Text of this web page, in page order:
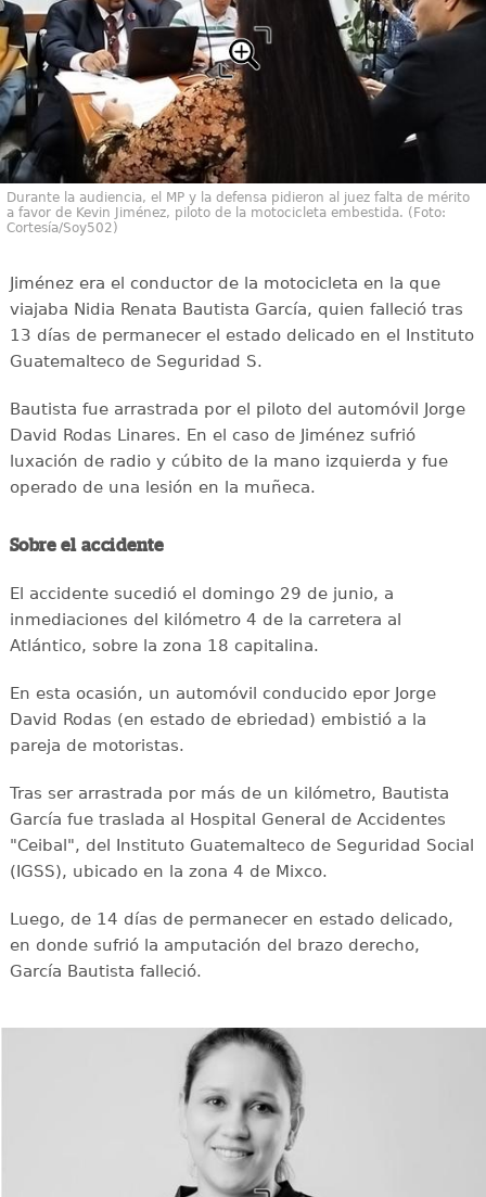
Durante la audiencia, el MP y la defensa pidieron al juez falta de mérito
a favor de Kevin Jiménez, piloto de la motocicleta embestida. (Foto:
Cortesía/Soy502)
Jiménez era el conductor de la motocicleta en la que
viajaba Nidia Renata Bautista García, quien falleció tras
13 días de permanecer el estado delicado en el Instituto
Guatemalteco de Seguridad S.
Bautista fue arrastrada por el piloto del automóvil Jorge
David Rodas Linares. En el caso de Jiménez sufrió
luxación de radio y cúbito de la mano izquierda y fue
operado de una lesión en la muñeca.
Sobre el accidente
El accidente sucedió el domingo 29 de junio, a
inmediaciones del kilómetro 4 de la carretera al
Atlántico, sobre la zona 18 capitalina.
En esta ocasión, un automóvil conducido epor Jorge
David Rodas (en estado de ebriedad) embistió a la
pareja de motoristas.
Tras ser arrastrada por más de un kilómetro, Bautista
García fue traslada al Hospital General de Accidentes
"Ceibal", del Instituto Guatemalteco de Seguridad Social
(IGSS), ubicado en la zona 4 de Mixco.
Luego, de 14 días de permanecer en estado delicado,
en donde sufrió la amputación del brazo derecho,
García Bautista falleció.